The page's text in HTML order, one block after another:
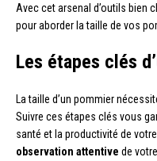
Avec cet arsenal d’outils bien
pour aborder la taille de vos
Les étapes clés
La taille d’un pommier
Suivre ces étapes clés vous
santé et la productivité de
observation attentive de